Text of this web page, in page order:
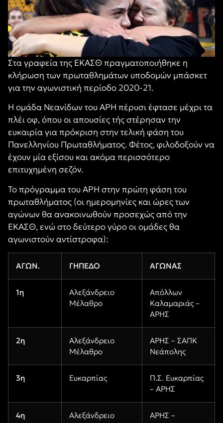
Στα γραφεία της ΕΚΑΣΘ πραγματοποιήθηκε η
κλήρωση των πρωταθλημάτων υποδομών μπάσκετ
για την αγωνιστική περίοδο 2020-21.
Η ομάδα Νεανίδων του ΑΡΗ πέρυσι έφτασε μέχρι τα
πλέι οφ, όπου οι απουσίες τής στέρησαν την
ευκαιρία για πρόκριση στην τελική φάση του
Πανελληνίου Πρωταθλήματος. Φέτος, φιλοδοξούν να
έχουν μία εξίσου και ακόμα περισσότερο
επιτυχημένη σεζόν.
Το πρόγραμμα του ΑΡΗ στην πρώτη φάση του
πρωταθλήματος (οι ημερομηνίες και ώρες των
αγώνων θα ανακοινωθούν προσεχώς από την
ΕΚΑΣΘ, ενώ στο δεύτερο γύρο οι ομάδες θα
αγωνιστούν αντίστροφα):
ΑΓΩΝ. ΓΗΠΕΔΟ ΑΓΩΝΑΣ
1η
Αλεξάνδρειο
Μέλαθρο
Απόλλων
Καλαμαριάς –
ΑΡΗΣ
2η
Αλεξάνδρειο
Μέλαθρο
ΑΡΗΣ – ΣΑΠΚ
Νεάπολης
3η Ευκαρπίας
Π.Σ. Ευκαρπίας
– ΑΡΗΣ
4η
Αλεξάνδρειο
ΑΡΗΣ –